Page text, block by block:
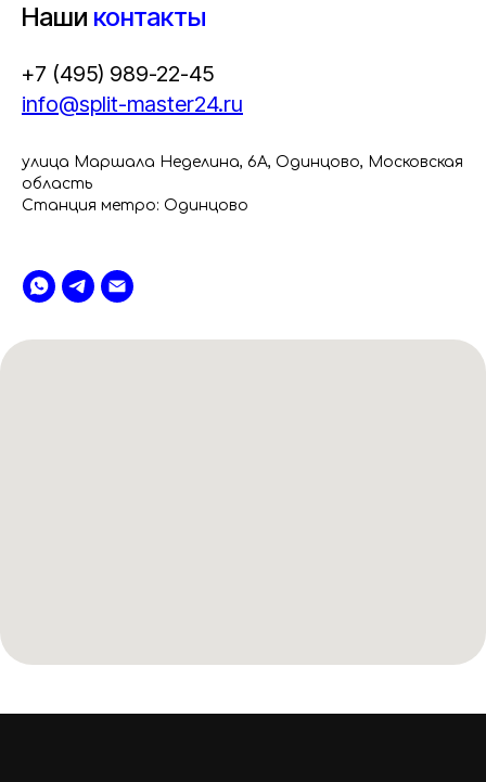
Наши контакты
+7 (495) 989-22-45
info@split-master24.ru
улица Маршала Неделина, 6А, Одинцово, Московская
область
Станция метро: Одинцово